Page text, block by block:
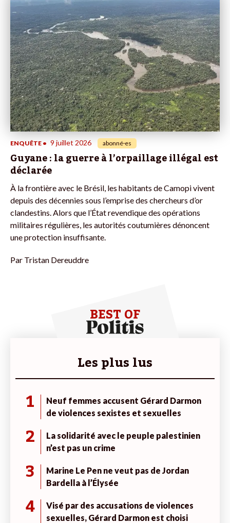
ENQUÊTE • 9 juillet 2026 abonné·es
Guyane : la guerre à l’orpaillage illégal est
déclarée
À la frontière avec le Brésil, les habitants de Camopi vivent
depuis des décennies sous l’emprise des chercheurs d’or
clandestins. Alors que l’État revendique des opérations
militaires régulières, les autorités coutumières dénoncent
une protection insuffisante.
Par Tristan Dereuddre
BEST OF
Les plus lus
1
Neuf femmes accusent Gérard Darmon
de violences sexistes et sexuelles
2
La solidarité avec le peuple palestinien
n’est pas un crime
3
Marine Le Pen ne veut pas de Jordan
Bardella à l’Élysée
4
Visé par des accusations de violences
sexuelles, Gérard Darmon est choisi